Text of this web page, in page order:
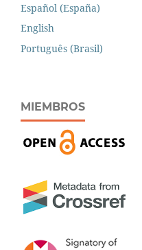
Español (España)
English
Português (Brasil)
MIEMBROS